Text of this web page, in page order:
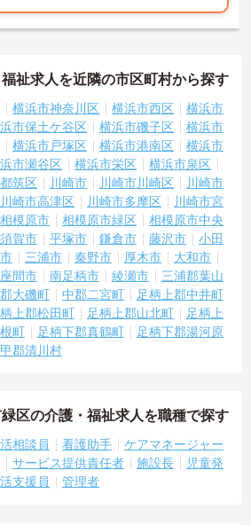
祉求人を近隣の市区町村から探す
横浜市神奈川区 横浜市西区
横浜市
市保土ケ谷区 横浜市磯子区
横浜市
横浜市戸塚区 横浜市港南区
横浜市
市瀬谷区 横浜市栄区
横浜市泉区
筑区 川崎市 川崎市川崎区
川崎市
川崎市高津区 川崎市多摩区
川崎市宮
相模原市 相模原市緑区
相模原市中央
賀市 平塚市 鎌倉市 藤沢市
小田
三浦市 秦野市 厚木市
大和市
座間市 南足柄市 綾瀬市
三浦郡葉山
大磯町 中郡二宮町
足柄上郡中井町
上郡松田町 足柄上郡山北町
足柄上
町 足柄下郡真鶴町
足柄下郡湯河原
郡清川村
区の介護・福祉求人を職種で探す
相談員 看護助手
ケアマネージャー
サービス提供責任者 施設長
児童発
支援員 管理者